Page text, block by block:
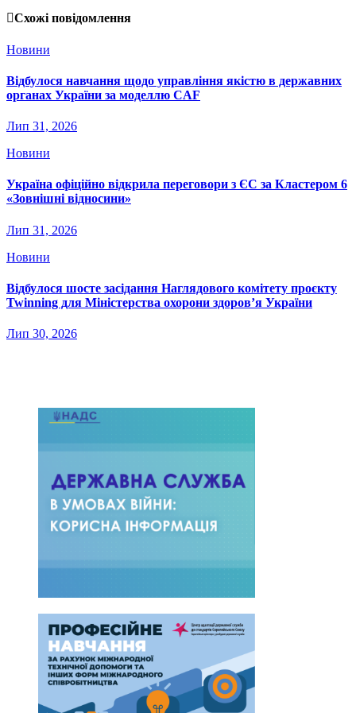
Схожі повідомлення
Новини
Відбулося навчання щодо управління якістю в державних
органах України за моделлю CAF
Лип 31, 2026
Новини
Україна офіційно відкрила переговори з ЄС за Кластером 6
«Зовнішні відносини»
Лип 31, 2026
Новини
Відбулося шосте засідання Наглядового комітету проєкту
Twinning для Міністерства охорони здоров’я України
Лип 30, 2026